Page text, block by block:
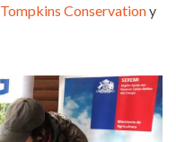
Tompkins Conservationy